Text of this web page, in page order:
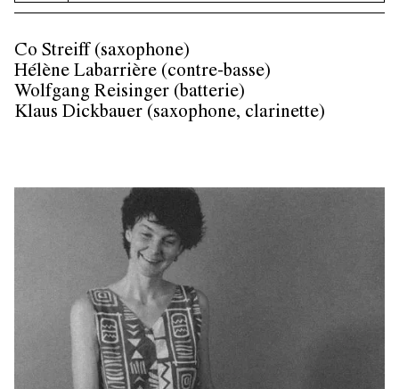
Co Streiff (saxophone)
Hélène Labarrière (contre-basse)
Wolfgang Reisinger (batterie)
Klaus Dickbauer (saxophone, clarinette)